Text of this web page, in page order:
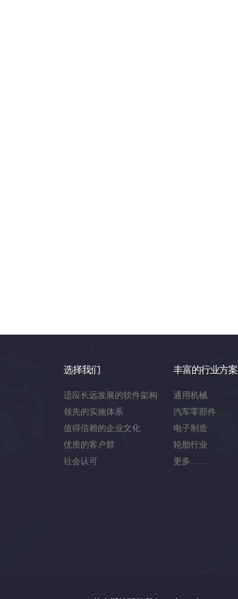
选择我们
适应长远发展的软件架构
领先的实施体系
值得信赖的企业文化
优质的客户群
社会认可
丰富的行业方案
通用机械
汽车零部件
电子制造
轮胎行业
更多……